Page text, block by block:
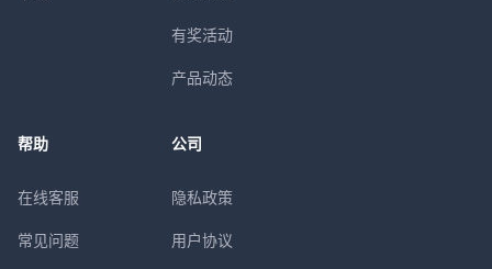
有奖活动
产品动态
帮助
在线客服
常见问题
公司
隐私政策
用户协议